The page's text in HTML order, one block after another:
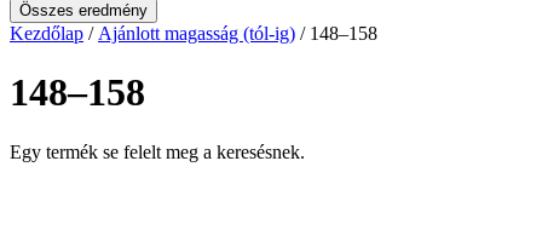
Összes eredmény
Kezdőlap / Ajánlott magasság (tól-ig) / 148–158
148–158
Egy termék se felelt meg a keresésnek.